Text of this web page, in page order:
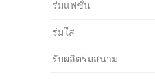
ร่มแฟชั่น
ร่มใส
รับผลิตร่มสนาม